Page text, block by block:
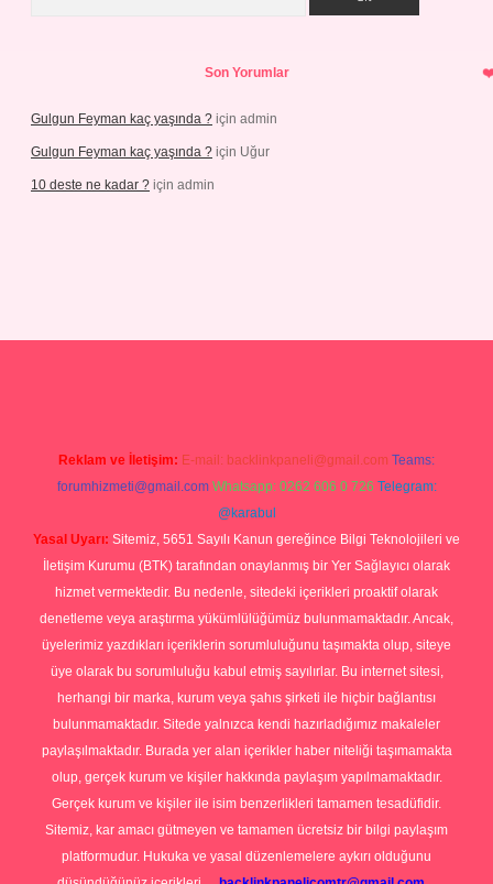
Son Yorumlar
Gulgun Feyman kaç yaşında ? için admin
Gulgun Feyman kaç yaşında ? için Uğur
10 deste ne kadar ? için admin
Reklam ve İletişim: E-mail: backlinkpaneli@gmail.com Teams:
forumhizmeti@gmail.com Whatsapp: 0262 606 0 726 Telegram:
@karabul
Yasal Uyarı: Sitemiz, 5651 Sayılı Kanun gereğince Bilgi Teknolojileri ve
İletişim Kurumu (BTK) tarafından onaylanmış bir Yer Sağlayıcı olarak
hizmet vermektedir. Bu nedenle, sitedeki içerikleri proaktif olarak
denetleme veya araştırma yükümlülüğümüz bulunmamaktadır. Ancak,
üyelerimiz yazdıkları içeriklerin sorumluluğunu taşımakta olup, siteye
üye olarak bu sorumluluğu kabul etmiş sayılırlar. Bu internet sitesi,
herhangi bir marka, kurum veya şahıs şirketi ile hiçbir bağlantısı
bulunmamaktadır. Sitede yalnızca kendi hazırladığımız makaleler
paylaşılmaktadır. Burada yer alan içerikler haber niteliği taşımamakta
olup, gerçek kurum ve kişiler hakkında paylaşım yapılmamaktadır.
Gerçek kurum ve kişiler ile isim benzerlikleri tamamen tesadüfidir.
Sitemiz, kar amacı gütmeyen ve tamamen ücretsiz bir bilgi paylaşım
platformudur. Hukuka ve yasal düzenlemelere aykırı olduğunu